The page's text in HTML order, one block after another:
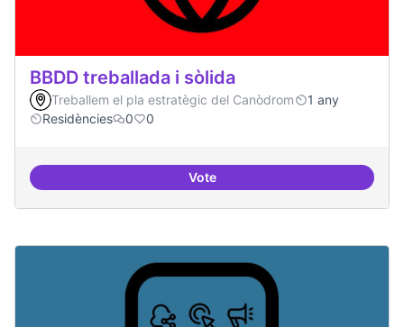
BBDD treballada i sòlida
Treballem el pla estratègic del Canòdrom
1 any
Residències
0 0
VoteBBDD treballada i sòlida